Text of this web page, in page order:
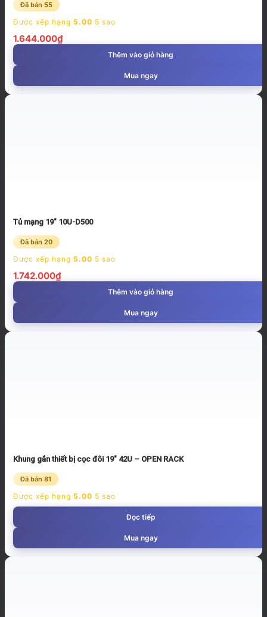
Đã bán 55
Được xếp hạng 5.00 5 sao
1.644.000₫
Thêm vào giỏ hàng
Mua ngay
Tủ mạng 19″ 10U-D500
Đã bán 20
Được xếp hạng 5.00 5 sao
1.742.000₫
Thêm vào giỏ hàng
Mua ngay
Khung gắn thiết bị cọc đôi 19″ 42U – OPEN RACK
Đã bán 81
Được xếp hạng 5.00 5 sao
Đọc tiếp
Mua ngay